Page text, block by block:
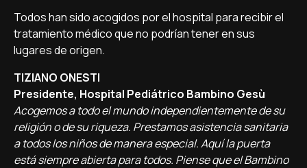
Todos han sido acogidos por el hospital para recibir el
tratamiento médico que no podrían tener en sus
lugares de origen.
TIZIANO ONESTI
Presidente, Hospital Pediátrico Bambino Gesù
Acogemos a todo el mundo independientemente de su
religión o de su riqueza. Prestamos asistencia sanitaria
a todos los niños de manera especial. Aquí la puerta
está siempre abierta para todos. Piense que el Bambino